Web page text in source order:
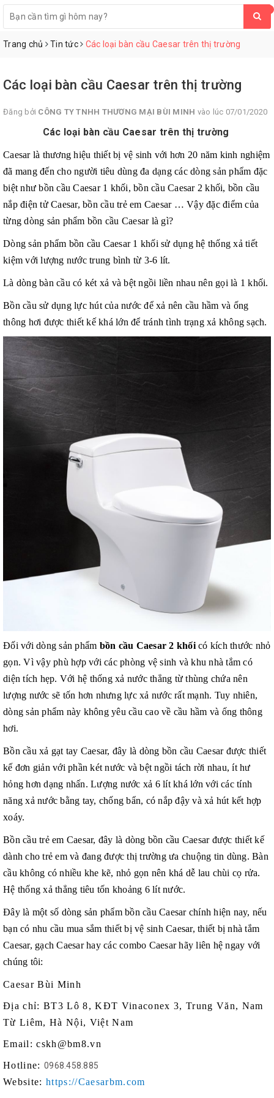
Trang chủ Tin tức Các loại bàn cầu Caesar trên thị trường
Các loại bàn cầu Caesar trên thị trường
Đăng bởi CÔNG TY TNHH THƯƠNG MẠI BÙI MINH vào lúc 07/01/2020
Các loại bàn cầu Caesar trên thị trường
Caesar là thương hiệu thiết bị vệ sinh với hơn 20 năm kinh nghiệm
đã mang đến cho người tiêu dùng đa dạng các dòng sản phẩm đặc
biệt như bồn cầu Caesar 1 khối, bồn cầu Caesar 2 khối, bồn cầu
nắp điện tử Caesar, bồn cầu trẻ em Caesar … Vậy đặc điểm của
từng dòng sản phẩm bồn cầu Caesar là gì?
Dòng sản phẩm bồn cầu Caesar 1 khối sử dụng hệ thống xả tiết
kiệm với lượng nước trung bình từ 3-6 lít.
Là dòng bàn cầu có két xả và bệt ngồi liền nhau nên gọi là 1 khối.
Bồn cầu sử dụng lực hút của nước để xả nên cầu hầm và ống
thông hơi được thiết kế khá lớn để tránh tình trạng xả không sạch.
Đối với dòng sản phẩm bồn cầu Caesar 2 khốicó kích thước nhỏ
gọn. Vì vậy phù hợp với các phòng vệ sinh và khu nhà tắm có
diện tích hẹp. Với hệ thống xả nước thẳng từ thùng chứa nên
lượng nước sẽ tốn hơn nhưng lực xả nước rất mạnh. Tuy nhiên,
dòng sản phẩm này không yêu cầu cao về cầu hầm và ống thông
hơi.
Bồn cầu xả gạt tay Caesar, đây là dòng bồn cầu Caesar được thiết
kế đơn giản với phần két nước và bệt ngồi tách rời nhau, ít hư
hỏng hơn dạng nhấn. Lượng nước xả 6 lít khá lớn với các tính
năng xả nước bằng tay, chống bẩn, có nắp đậy và xả hút kết hợp
xoáy.
Bồn cầu trẻ em Caesar, đây là dòng bồn cầu Caesar được thiết kế
dành cho trẻ em và đang được thị trường ưa chuộng tin dùng. Bàn
cầu không có nhiều khe kẽ, nhỏ gọn nên khá dễ lau chùi cọ rửa.
Hệ thống xả thẳng tiêu tốn khoảng 6 lít nước.
Đây là một số dòng sản phẩm bồn cầu Caesar chính hiện nay, nếu
bạn có nhu cầu mua sắm thiết bị vệ sinh Caesar, thiết bị nhà tắm
Caesar, gạch Caesar hay các combo Caesar hãy liên hệ ngay với
chúng tôi:
Caesar Bùi Minh
Địa chỉ: BT3 Lô 8, KĐT Vinaconex 3, Trung Văn, Nam
Từ Liêm, Hà Nội, Việt Nam
Email: cskh@bm8.vn
Hotline: 0968.458.885
Website: https://Caesarbm.com